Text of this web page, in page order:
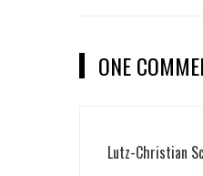
ONE
Lutz-Christian